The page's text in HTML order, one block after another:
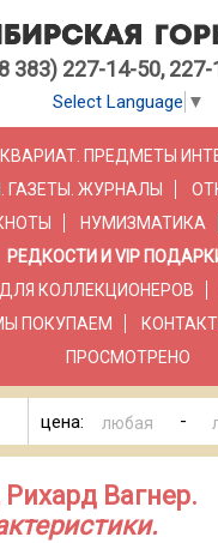
383) 227-14-50,
Select Language ▼
ПРЕДМЕТЫ
ГАЗЕТЫ. ЖУРНАЛЫ
НУМИЗМАТИКА
РЕДКОСТИ И VIP
КОЛЛЕКЦИОНЕРОВ
ПОКУПАЕМ
ПРОСМОТРЕНО
цена: -
Рихард Вагнер.